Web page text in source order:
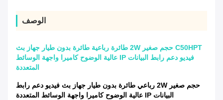
الوصف
C50HPT حجم صغير 2W طائرة رباعية طائرة بدون طيار جهاز بث
فيديو دعم رابط البيانات IP عالية الوضوح كاميرا واجهة الوسائط
المتعددة
حجم صغير 2W رباعي طائرة بدون طيار جهاز بث فيديو دعم رابط
البيانات IP عالية الوضوح كاميرا واجهة الوسائط المتعددة